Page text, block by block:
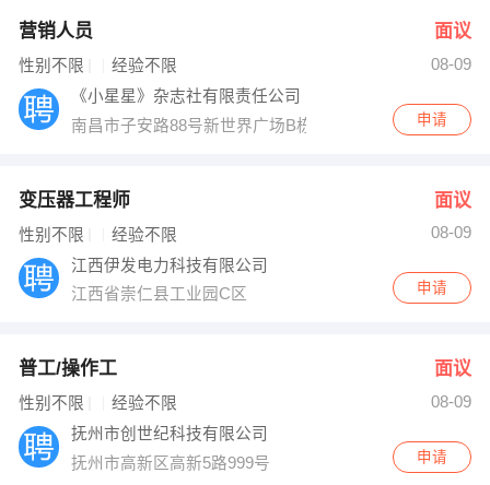
营销人员 面议
性别不限 经验不限
08-09
《小星星》杂志社有限责任公司
南昌市子安路88号新世界广场B栋1704
申请
变压器工程师 面议
性别不限 经验不限
08-09
江西伊发电力科技有限公司
江西省崇仁县工业园C区
申请
普工/操作工 面议
性别不限 经验不限
08-09
抚州市创世纪科技有限公司
抚州市高新区高新5路999号
申请